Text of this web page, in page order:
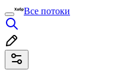
Все потоки